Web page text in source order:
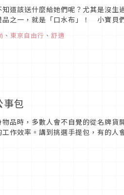
道該送什麼給她們呢？尤其是沒生
之一，就是「口水布」！ 小寶貝
、 東京自由行 、 舒適
事包
品時，多數人會不自覺的從名牌貨
作效率。講到挑選手提包，有的人